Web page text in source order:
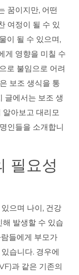
꿈이지만, 어떤
여정이 될 수 있
이 될 수 있으며,
게 영향을 미칠 수
로 불임으로 어려
보조 생식을 통
글에서는 보조 생
아보고 대리모
인들을 소개합니
필요성
으며 나이, 건강
해 발생할 수 있습
들에게 부모가
습니다. 경우에
과 같은 기존의